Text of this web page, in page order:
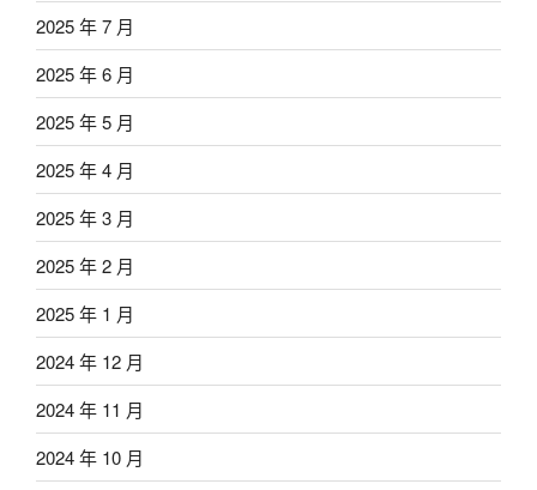
2025 年 7 月
2025 年 6 月
2025 年 5 月
2025 年 4 月
2025 年 3 月
2025 年 2 月
2025 年 1 月
2024 年 12 月
2024 年 11 月
2024 年 10 月